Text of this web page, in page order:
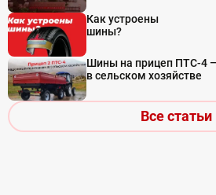
Как устроены
шины?
Шины на прицеп ПТС-4
в сельском хозяйстве
Все статьи